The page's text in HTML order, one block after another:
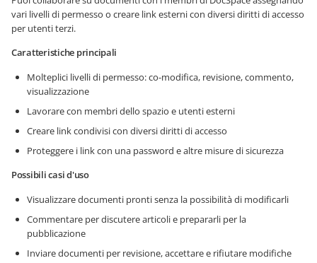
vari livelli di permesso o creare link esterni con diversi diritti di accesso
per utenti terzi.
Caratteristiche principali
Molteplici livelli di permesso: co-modifica, revisione, commento,
visualizzazione
Lavorare con membri dello spazio e utenti esterni
Creare link condivisi con diversi diritti di accesso
Proteggere i link con una password e altre misure di sicurezza
Possibili casi d'uso
Visualizzare documenti pronti senza la possibilità di modificarli
Commentare per discutere articoli e prepararli per la
pubblicazione
Inviare documenti per revisione, accettare e rifiutare modifiche